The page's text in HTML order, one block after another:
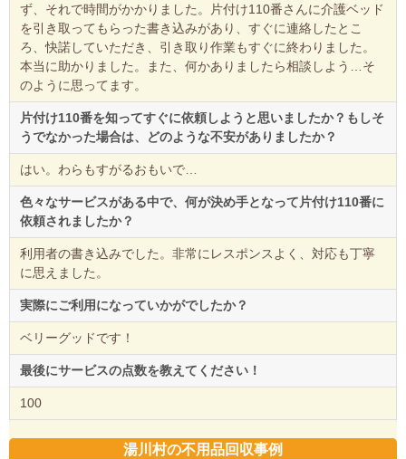
ず、それで時間がかかりました。片付け110番さんに介護ベッド
を引き取ってもらった書き込みがあり、すぐに連絡したとこ
ろ、快諾していただき、引き取り作業もすぐに終わりました。
本当に助かりました。また、何かありましたら相談しよう…そ
のように思ってます。
片付け110番を知ってすぐに依頼しようと思いましたか？もしそ
うでなかった場合は、どのような不安がありましたか？
はい。わらもすがるおもいで…
色々なサービスがある中で、何が決め手となって片付け110番に
依頼されましたか？
利用者の書き込みでした。非常にレスポンスよく、対応も丁寧
に思えました。
実際にご利用になっていかがでしたか？
ベリーグッドです！
最後にサービスの点数を教えてください！
100
湯川村の不用品回収事例